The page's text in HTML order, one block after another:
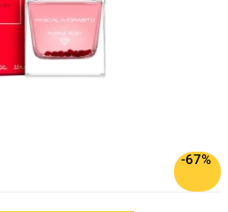
-67%